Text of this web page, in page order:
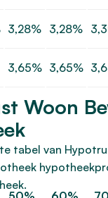
3,28% 3,28%
3,65% 3,65%
Woon
tabel van